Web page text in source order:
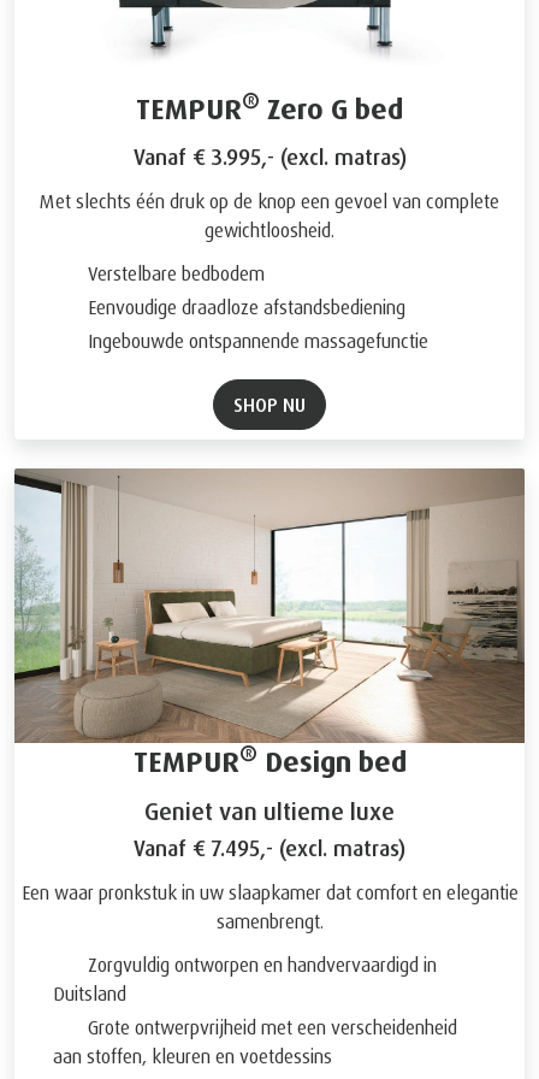
TEMPUR® Zero G bed
Vanaf € 3.995,- (excl. matras)
Met slechts één druk op de knop een gevoel van complete
gewichtloosheid.
Verstelbare bedbodem
Eenvoudige draadloze afstandsbediening
Ingebouwde ontspannende massagefunctie
SHOP NU
TEMPUR® Design bed
Geniet van ultieme luxe
Vanaf € 7.495,- (excl. matras)
Een waar pronkstuk in uw slaapkamer dat comfort en elegantie
samenbrengt.
Zorgvuldig ontworpen en handvervaardigd in
Duitsland
Grote ontwerpvrijheid met een verscheidenheid
aan stoffen, kleuren en voetdessins